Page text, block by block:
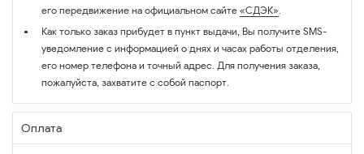
его передвижение на официальном сайте «СДЭК».
Как только заказ прибудет в пункт выдачи, Вы получите SMS-
уведомление с информацией о днях и часах работы отделения,
его номер телефона и точный адрес. Для получения заказа,
пожалуйста, захватите с собой паспорт.
Оплата